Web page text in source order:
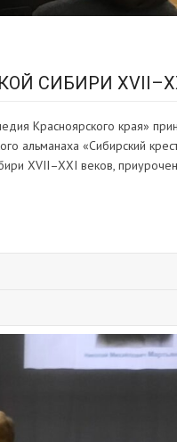
СИБИРИ
Красноярского края»
альманаха «Сибирский
XVII–XXI веков,